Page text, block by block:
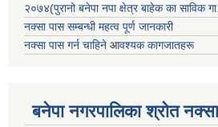
२०७४(पुरानो बनेपा नपा क्षेत्र बाहेक का साविक
नक्सा पास सम्बन्धी महत्व पूर्ण जानकारी
नक्सा पास गर्न चाहिने आवश्यक कागजातहरू
बनेपा नगरपालिका श्रोत नक्सा